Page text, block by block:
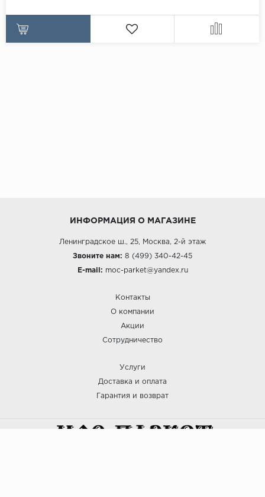
ИНФОРМАЦИЯ О МАГАЗИНЕ
Ленинградское ш., 25, Москва, 2-й этаж
Звоните нам: 8 (499) 340-42-45
E-mail: moc-parket@yandex.ru
Контакты
О компании
Акции
Сотрудничество
Услуги
Доставка и оплата
Гарантия и возврат